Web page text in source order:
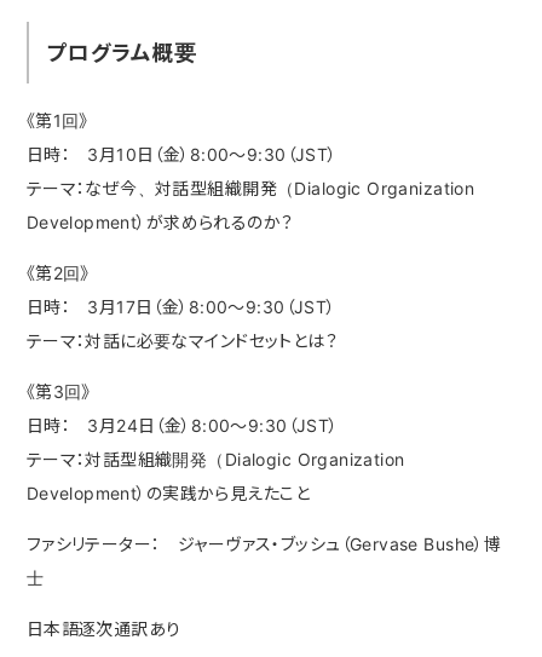
プログラム概要
《第1回》
日時： 3月10日（金）8:00～9:30（JST）
テーマ：なぜ今、対話型組織開発（Dialogic Organization
Development）が求められるのか？
《第2回》
日時： 3月17日（金）8:00～9:30（JST）
テーマ：対話に必要なマインドセットとは？
《第3回》
日時： 3月24日（金）8:00～9:30（JST）
テーマ：対話型組織開発（Dialogic Organization
Development）の実践から見えたこと
ファシリテーター： ジャーヴァス・ブッシュ（Gervase Bushe）博
士
日本語逐次通訳あり